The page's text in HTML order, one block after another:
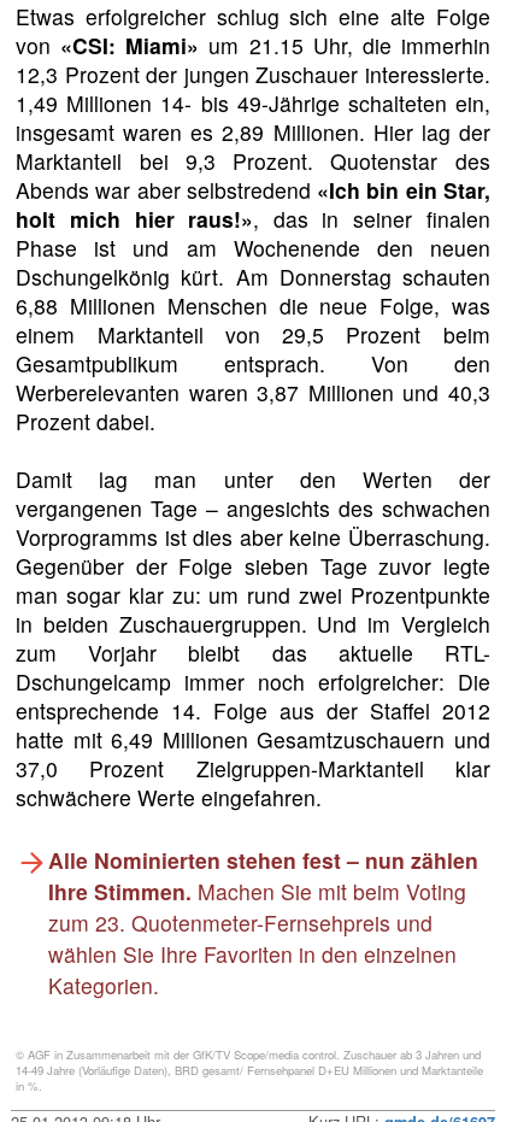
Etwas erfolgreicher schlug sich eine alte Folge
von «CSI: Miami» um 21.15 Uhr, die immerhin
12,3 Prozent der jungen Zuschauer interessierte.
1,49 Millionen 14- bis 49-Jährige schalteten ein,
insgesamt waren es 2,89 Millionen. Hier lag der
Marktanteil bei 9,3 Prozent. Quotenstar des
Abends war aber selbstredend «Ich bin ein Star,
holt mich hier raus!», das in seiner finalen
Phase ist und am Wochenende den neuen
Dschungelkönig kürt. Am Donnerstag schauten
6,88 Millionen Menschen die neue Folge, was
einem Marktanteil von 29,5 Prozent beim
Gesamtpublikum entsprach. Von den
Werberelevanten waren 3,87 Millionen und 40,3
Prozent dabei.
Damit lag man unter den Werten der
vergangenen Tage – angesichts des schwachen
Vorprogramms ist dies aber keine Überraschung.
Gegenüber der Folge sieben Tage zuvor legte
man sogar klar zu: um rund zwei Prozentpunkte
in beiden Zuschauergruppen. Und im Vergleich
zum Vorjahr bleibt das aktuelle RTL-
Dschungelcamp immer noch erfolgreicher: Die
entsprechende 14. Folge aus der Staffel 2012
hatte mit 6,49 Millionen Gesamtzuschauern und
37,0 Prozent Zielgruppen-Marktanteil klar
schwächere Werte eingefahren.
Alle Nominierten stehen fest – nun zählen
Ihre Stimmen. Machen Sie mit beim Voting
zum 23. Quotenmeter-Fernsehpreis und
wählen Sie Ihre Favoriten in den einzelnen
Kategorien.
© AGF in Zusammenarbeit mit der GfK/TV Scope/media control. Zuschauer ab 3 Jahren und
14-49 Jahre (Vorläufige Daten), BRD gesamt/ Fernsehpanel D+EU Millionen und Marktanteile
in %.